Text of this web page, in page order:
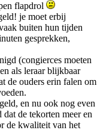
flapdrol
je moet erbij
buiten hun tijden
gesprekken,
(congierces moeten
als leraar blijkbaar
de ouders erin falen om
en nu ook nog even
de tekorten meer en
de kwaliteit van het